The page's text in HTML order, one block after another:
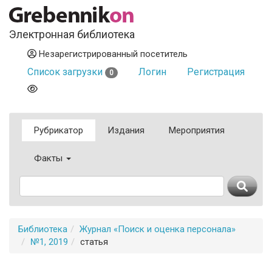
Электронная библиотека
Незарегистрированный посетитель
Список загрузки 0 Логин Регистрация
Рубрикатор Издания Мероприятия
Факты
Библиотека
Журнал «Поиск и оценка персонала»
№1, 2019
статья